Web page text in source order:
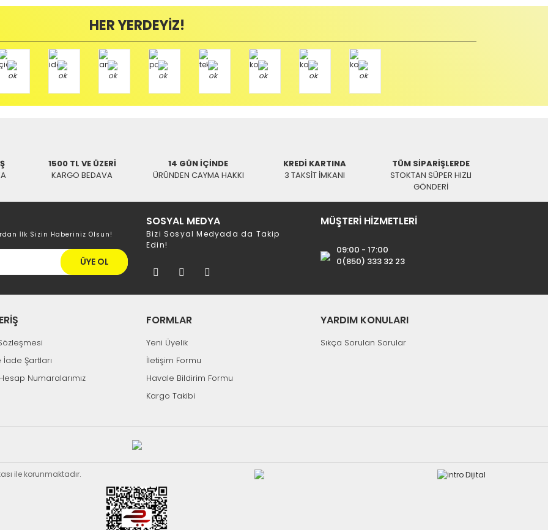
HER YERDEYİZ!
1500 TL VE ÜZERİ
KARGO BEDAVA
14 GÜN İÇİNDE
ÜRÜNDEN CAYMA HAKKI
KREDİ KARTINA
3 TAKSİT İMKANI
TÜM SİPARİŞLERDE
STOKTAN SÜPER HIZLI
GÖNDERİ
İlk Sizin Haberiniz Olsun!
ÜYE OL
SOSYAL MEDYA
Bizi Sosyal Medyada da Takip
Edin!
MÜŞTERİ HİZMETLERİ
09:00 - 17:00
0(850) 333 32 23
Şartları
Numaralarımız
FORMLAR
Yeni Üyelik
İletişim Formu
Havale Bildirim Formu
Kargo Takibi
YARDIM KONULARI
Sıkça Sorulan Sorular
ile korunmaktadır.